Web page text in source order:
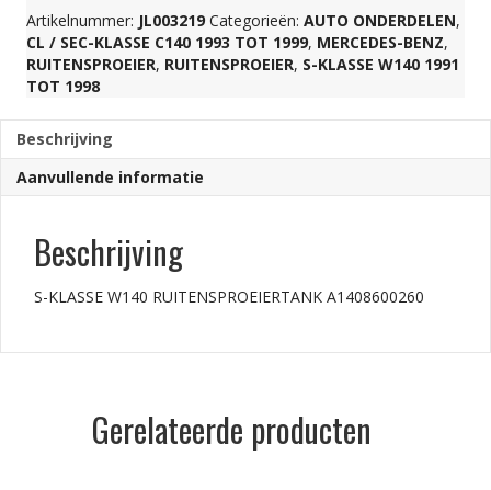
Artikelnummer: JL003219 Categorieën: AUTO ONDERDELEN,
CL / SEC-KLASSE C140 1993 TOT 1999, MERCEDES-BENZ,
RUITENSPROEIER, RUITENSPROEIER, S-KLASSE W140 1991
TOT 1998
Beschrijving
Aanvullende informatie
Beschrijving
S-KLASSE W140 RUITENSPROEIERTANK A1408600260
Gerelateerde producten